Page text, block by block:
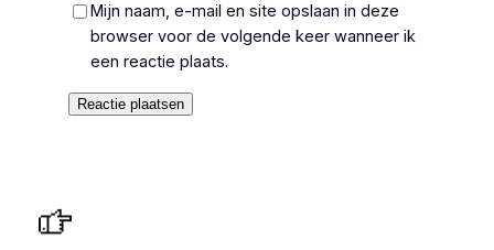
Mijn naam, e-mail en site opslaan in deze
browser voor de volgende keer wanneer ik
een reactie plaats.